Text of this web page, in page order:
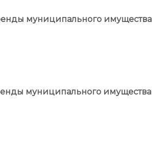
муниципального имущества
муниципального имущества